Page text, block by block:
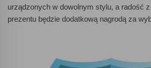
urządzonych w dowolnym stylu, a radość
prezentu będzie dodatkową nagrodą za